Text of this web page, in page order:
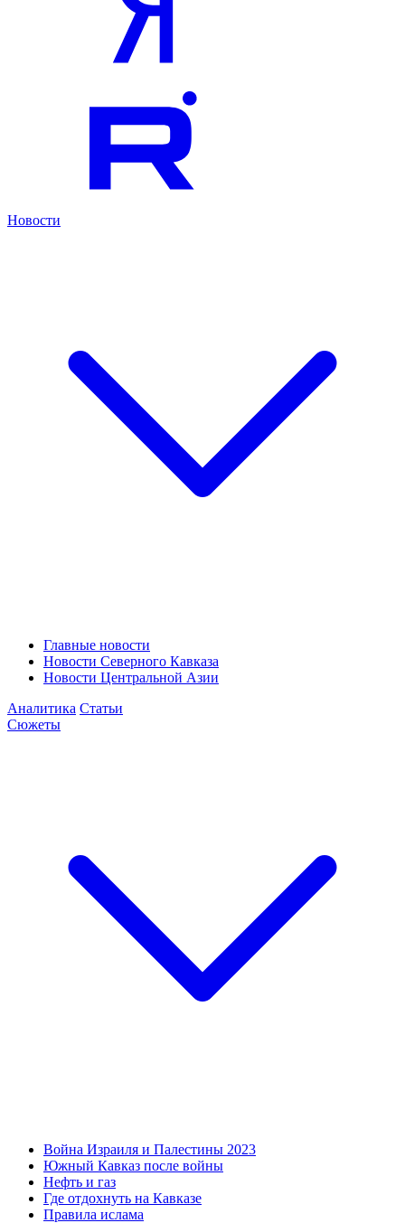
Новости
Главные новости
Новости Северного Кавказа
Новости Центральной Азии
Аналитика Статьи
Сюжеты
Война Израиля и Палестины 2023
Южный Кавказ после войны
Нефть и газ
Где отдохнуть на Кавказе
Правила ислама